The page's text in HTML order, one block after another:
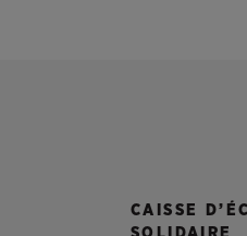
CAISSE